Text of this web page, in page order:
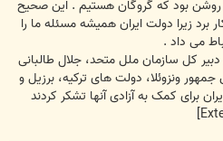
روشن بود که گروگان هستیم . این صحیح
زیرا دولت ایران همیشه مسئله ما را
می داد .
کل سازمان ملل متحد، جلال طالبانی
ونزوئلا، دولت های ترکیه، برزیل و
برای کمک به آزادی آنها تشکر کردند